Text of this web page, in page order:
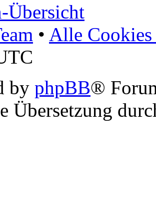
Übersicht
• Alle Cookies
by phpBB®
Übersetzung